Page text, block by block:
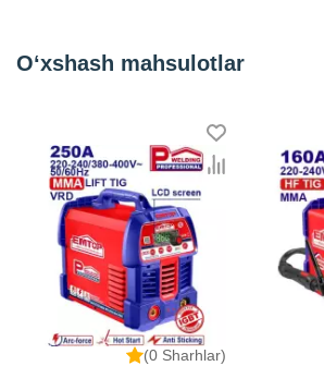
Номинальная мощность (А/В) 500/40
Напряжение холостого хода (В) 75
Коэффициент мощности
Потребляемая мощность MIG
25.6
Номинальный входной ток (А)
Частота питающей сети (Гц)
O‘xshash mahsulotlar
(0 Sharhlar)